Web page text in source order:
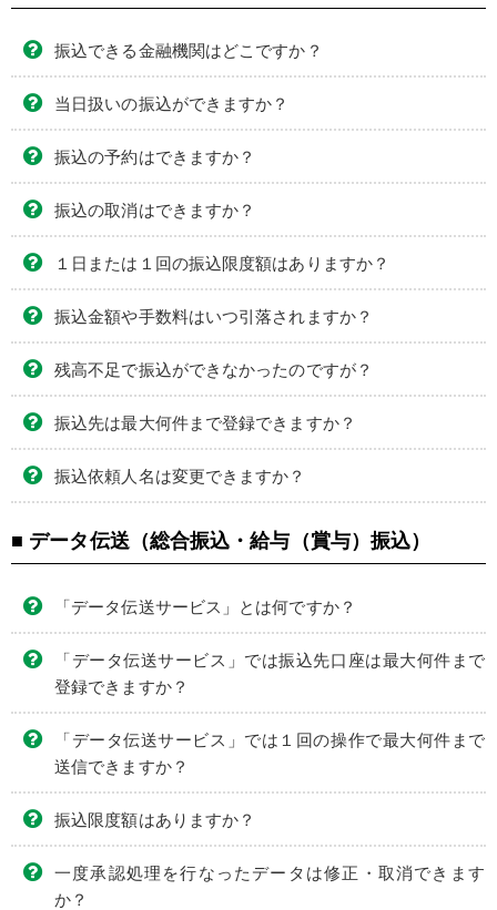
振込できる金融機関はどこですか？
当日扱いの振込ができますか？
振込の予約はできますか？
振込の取消はできますか？
１日または１回の振込限度額はありますか？
振込金額や手数料はいつ引落されますか？
残高不足で振込ができなかったのですが？
振込先は最大何件まで登録できますか？
振込依頼人名は変更できますか？
■ データ伝送（総合振込・給与（賞与）振込）
「データ伝送サービス」とは何ですか？
「データ伝送サービス」では振込先口座は最大何件まで
登録できますか？
「データ伝送サービス」では１回の操作で最大何件まで
送信できますか？
振込限度額はありますか？
一度承認処理を行なったデータは修正・取消できます
か？